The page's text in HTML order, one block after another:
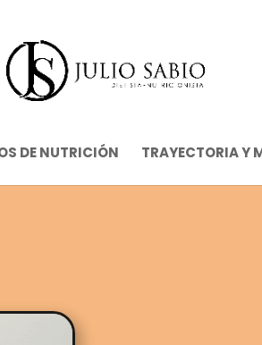
DE NUTRICIÓN TRAYECTORIA Y